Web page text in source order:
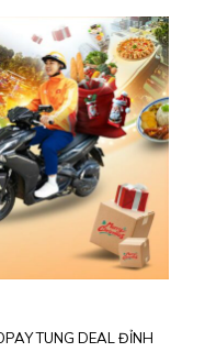
TUNG DEAL ĐỈNH